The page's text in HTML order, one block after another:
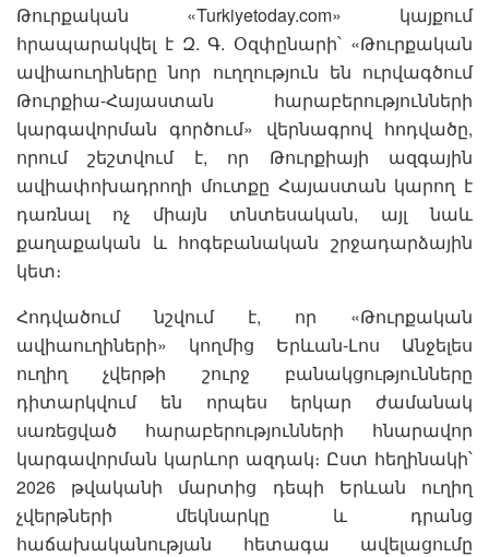
Թուրքական «Turkiyetoday.com» կայքում
հրապարակվել է Զ. Գ. Օզփընարի՝ «Թուրքական
ավիաուղիները նոր ուղղություն են ուրվագծում
Թուրքիա-Հայաստան հարաբերությունների
կարգավորման գործում» վերնագրով հոդվածը,
որում շեշտվում է, որ Թուրքիայի ազգային
ավիափոխադրողի մուտքը Հայաստան կարող է
դառնալ ոչ միայն տնտեսական, այլ նաև
քաղաքական և հոգեբանական շրջադարձային
կետ։
Հոդվածում նշվում է, որ «Թուրքական
ավիաուղիների» կողմից Երևան-Լոս Անջելես
ուղիղ չվերթի շուրջ բանակցությունները
դիտարկվում են որպես երկար ժամանակ
սառեցված հարաբերությունների հնարավոր
կարգավորման կարևոր ազդակ։ Ըստ հեղինակի՝
2026 թվականի մարտից դեպի Երևան ուղիղ
չվերթների մեկնարկը և դրանց
հաճախականության հետագա ավելացումը